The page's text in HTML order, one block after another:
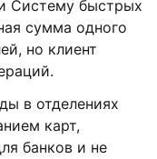
Систему быстрых
сумма одного
но клиент
в отделениях
карт,
банков и не